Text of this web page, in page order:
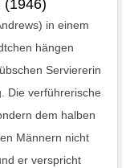
(1946)
in einem
hängen
Serviererin
Die verführerische
dem halben
Männern nicht
er verspricht